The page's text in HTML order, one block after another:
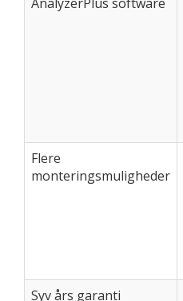
Flere
monteringsmuligheder
Syv års garanti